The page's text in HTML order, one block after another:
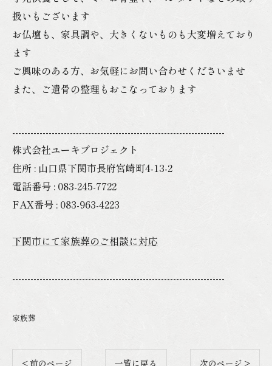
扱いもございます
お仏壇も、家具調や、大きくないものも大変増えており
ます
ご興味のある方、お気軽にお問い合わせくださいませ
また、ご遺骨の整理もおこなっております
----------------------------------------------------------------------
株式会社ユーキプロジェクト
住所 : 山口県下関市長府宮崎町4-13-2
電話番号 : 083-245-7722
FAX番号 : 083-963-4223
下関市にて家族葬のご相談に対応
----------------------------------------------------------------------
家族葬
< 前のページ 一覧に戻る 次のページ >